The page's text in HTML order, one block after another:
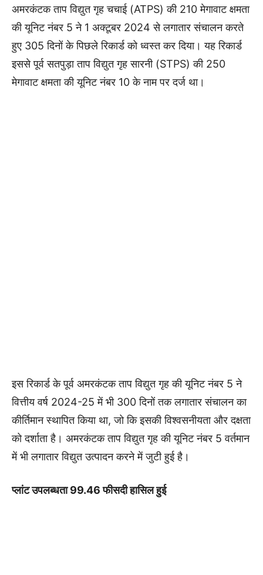
अमरकंटक ताप विद्युत गृह चचाई (ATPS) की 210 मेगावाट क्षमता
की यूनिट नंबर 5 ने 1 अक्टूबर 2024 से लगातार संचालन करते
हुए 305 दिनों के पिछले रिकार्ड को ध्वस्त कर दिया। यह रिकार्ड
इससे पूर्व सतपुड़ा ताप विद्युत गृह सारनी (STPS) की 250
मेगावाट क्षमता की यूनिट नंबर 10 के नाम पर दर्ज था।
इस रिकार्ड के पूर्व अमरकंटक ताप विद्युत गृह की यूनिट नंबर 5 ने
वित्तीय वर्ष 2024-25 में भी 300 दिनों तक लगातार संचालन का
कीर्तिमान स्थापित किया था, जो कि इसकी विश्वसनीयता और दक्षता
को दर्शाता है। अमरकंटक ताप विद्युत गृह की यूनिट नंबर 5 वर्तमान
में भी लगातार विद्युत उत्पादन करने में जुटी हुई है।
प्लांट उपलब्धता 99.46 फीसदी हासिल हुई